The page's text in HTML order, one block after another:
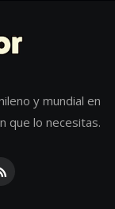
y mundial en
que lo necesitas.